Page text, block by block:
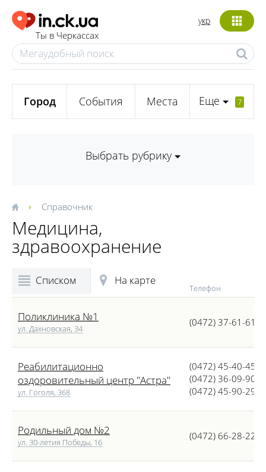
Ты в Черкассах
укр
Город События Места Еще 7
Выбрать рубрику
Справочник
Медицина,
здравоохранение
Списком На карте
Телефон
Поликлиника №1
ул. Дахновская, 34
(0472) 37-61-61
Реабилитационно
оздоровительный центр "Астра"
ул. Гоголя, 368
(0472) 45-40-45
(0472) 36-09-90
(0472) 45-90-29
Родильный дом №2
ул. 30-летия Победы, 16
(0472) 66-28-22